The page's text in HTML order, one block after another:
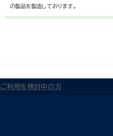
の製品を製造しております。
ご利用を検討中の方